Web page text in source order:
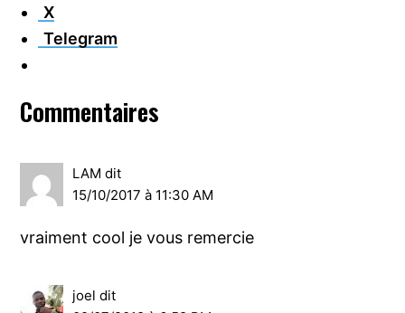
X
Telegram
Interactions
lecteur
Commentaires
LAM dit
15/10/2017 à 11:30 AM
vraiment cool je vous remercie
joel dit